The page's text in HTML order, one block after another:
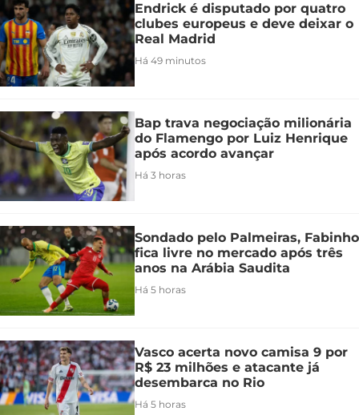
Endrick é disputado por quatro
clubes europeus e deve deixar o
Real Madrid
Há 49 minutos
Bap trava negociação milionária
do Flamengo por Luiz Henrique
após acordo avançar
Há 3 horas
Sondado pelo Palmeiras, Fabinho
fica livre no mercado após três
anos na Arábia Saudita
Há 5 horas
Vasco acerta novo camisa 9 por
R$ 23 milhões e atacante já
desembarca no Rio
Há 5 horas